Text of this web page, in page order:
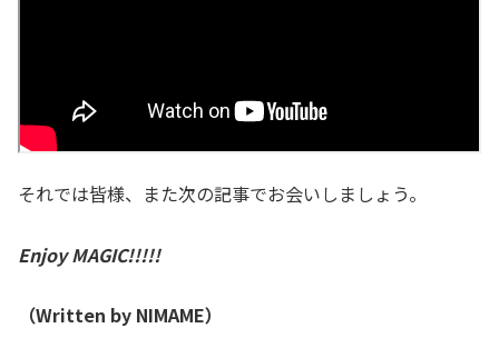
それでは皆様、また次の記事でお会いしましょう。
Enjoy MAGIC!!!!!
（Written by NIMAME）